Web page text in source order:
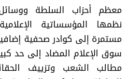
معظم أحزاب السلطة
نظمها المؤسساتية
مستمرة إلى كوادر صحفية
سوق الإعلام المضاد إلى حد
مطالب الشعب وتزييف